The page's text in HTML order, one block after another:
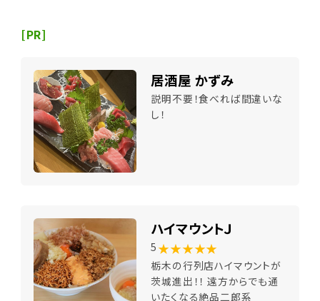
[PR]
居酒屋 かずみ
説明不要！食べれば間違いな
し！
ハイマウントＪ
5 ★★★★★
栃木の行列店ハイマウントが
茨城進出！！ 遠方からでも通
いたくなる絶品二郎系